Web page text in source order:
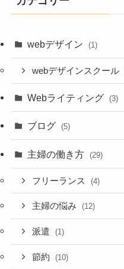
webデザイン (1)
webデザインスクール
Webライティング (3)
ブログ (5)
主婦の働き方 (29)
フリーランス (4)
主婦の悩み (12)
派遣 (1)
節約 (10)